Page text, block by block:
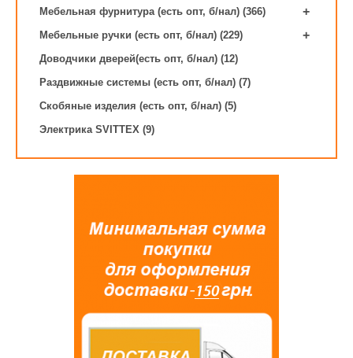
Мебельная фурнитура (есть опт, б/нал) (366) +
Мебельные ручки (есть опт, б/нал) (229) +
Доводчики дверей(есть опт, б/нал) (12)
Раздвижные системы (есть опт, б/нал) (7)
Скобяные изделия (есть опт, б/нал) (5)
Электрика SVITTEX (9)